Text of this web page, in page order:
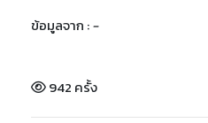
ข้อมูลจาก :-
942 ครั้ง